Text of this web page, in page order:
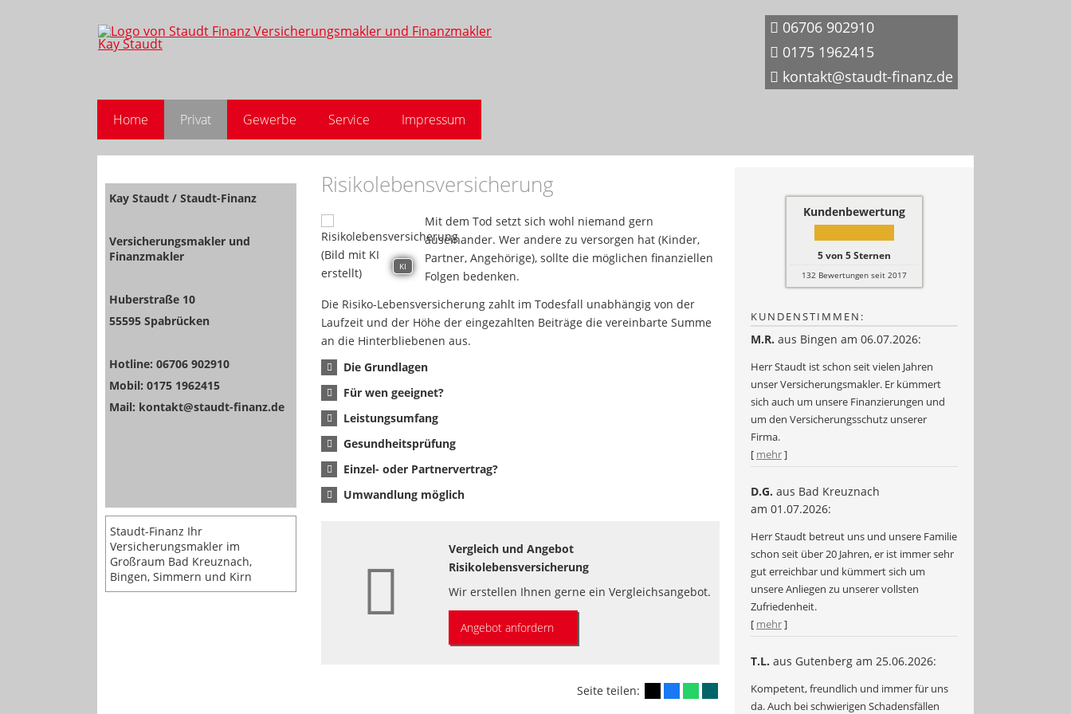
06706 902910
0175 1962415
kontakt@staudt-finanz.de
Home Privat Gewerbe Service Impressum
Kay Staudt / Staudt-Finanz
Versicherungsmakler und
Finanzmakler
Huberstraße 10
55595 Spabrücken
Hotline: 06706 902910
Mobil: 0175 1962415
Mail: kontakt@staudt-finanz.de
Staudt-Finanz Ihr
Versicherungsmakler im
Großraum Bad Kreuznach,
Bingen, Simmern und Kirn
Kundenbewertung
5von 5Sternen
132 Bewertungen seit 2017
KUNDENSTIMMEN:
M.R. aus Bingen am 06.07.2026:
Herr Staudt ist schon seit vielen Jahren
unser Versicherungsmakler. Er kümmert
sich auch um unsere Finanzierungen und
um den Versicherungsschutz unserer
Firma.
[ mehr]
D.G. aus Bad Kreuznach
am 01.07.2026:
Herr Staudt betreut uns und unsere Familie
schon seit über 20 Jahren, er ist immer sehr
gut erreichbar und kümmert sich um
unsere Anliegen zu unserer vollsten
Zufriedenheit.
[ mehr]
T.L. aus Gutenberg am 25.06.2026:
Kompetent, freundlich und immer für uns
da. Auch bei schwierigen Schadensfällen
Risikolebensversicherung
KI
Mit dem Tod setzt sich wohl niemand gern
auseinander. Wer andere zu versorgen hat (Kinder,
Partner, Angehörige), sollte die möglichen finanziellen
Folgen bedenken.
Die Risiko-Lebensversicherung zahlt im Todesfall unabhängig von der
Laufzeit und der Höhe der eingezahlten Beiträge die vereinbarte Summe
an die Hinterbliebenen aus.
Die Grundlagen
Für wen geeignet?
Leistungsumfang
Gesundheitsprüfung
Einzel- oder Partnervertrag?
Umwandlung möglich
Vergleich und Angebot
Risikolebensversicherung
Wir erstellen Ihnen gerne ein Vergleichsangebot.
Angebot anfordern
Seite teilen: